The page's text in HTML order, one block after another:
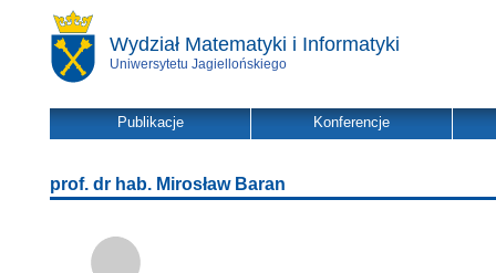
Wydział Matematyki i Informatyki
Uniwersytetu Jagiellońskiego
Publikacje Konferencje
prof. dr hab. Mirosław Baran